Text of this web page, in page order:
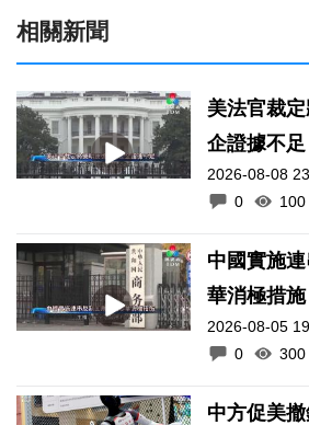
相關新聞
美法官裁
企證據不足
2026-08-08
0
100
中國實施
華消極措施
2026-08-05
0
300
中方促美